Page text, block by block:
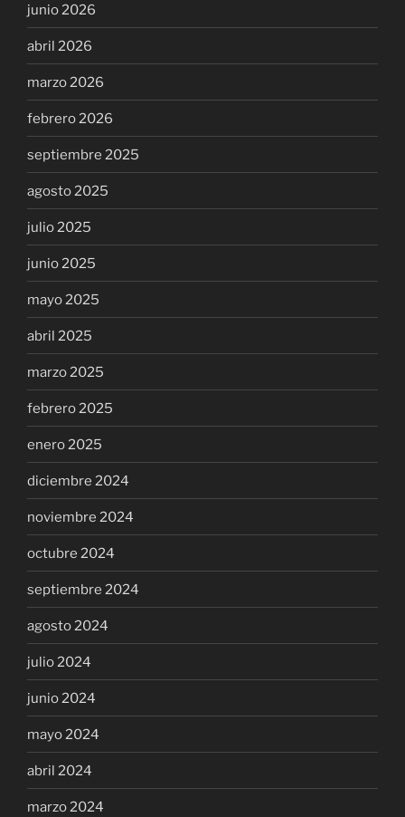
junio 2026
abril 2026
marzo 2026
febrero 2026
septiembre 2025
agosto 2025
julio 2025
junio 2025
mayo 2025
abril 2025
marzo 2025
febrero 2025
enero 2025
diciembre 2024
noviembre 2024
octubre 2024
septiembre 2024
agosto 2024
julio 2024
junio 2024
mayo 2024
abril 2024
marzo 2024